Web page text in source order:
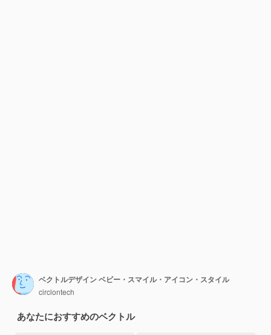
ベクトルデザイン ベビー・スマイル・アイコン・スタイル
circlontech
あなたにおすすめのベクトル